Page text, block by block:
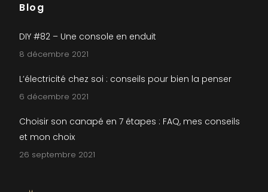
Blog
DIY #82 – Une console en enduit
8 décembre 2021
L’électricité chez soi : conseils pour bien la penser
6 décembre 2021
Choisir son canapé en 7 étapes : FAQ, mes conseils
et mon choix
26 septembre 2021